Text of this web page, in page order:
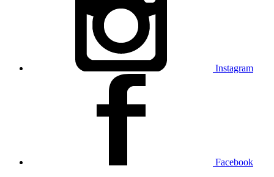
Instagram
Facebook